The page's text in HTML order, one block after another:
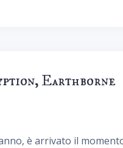
Earthborne
è arrivato il